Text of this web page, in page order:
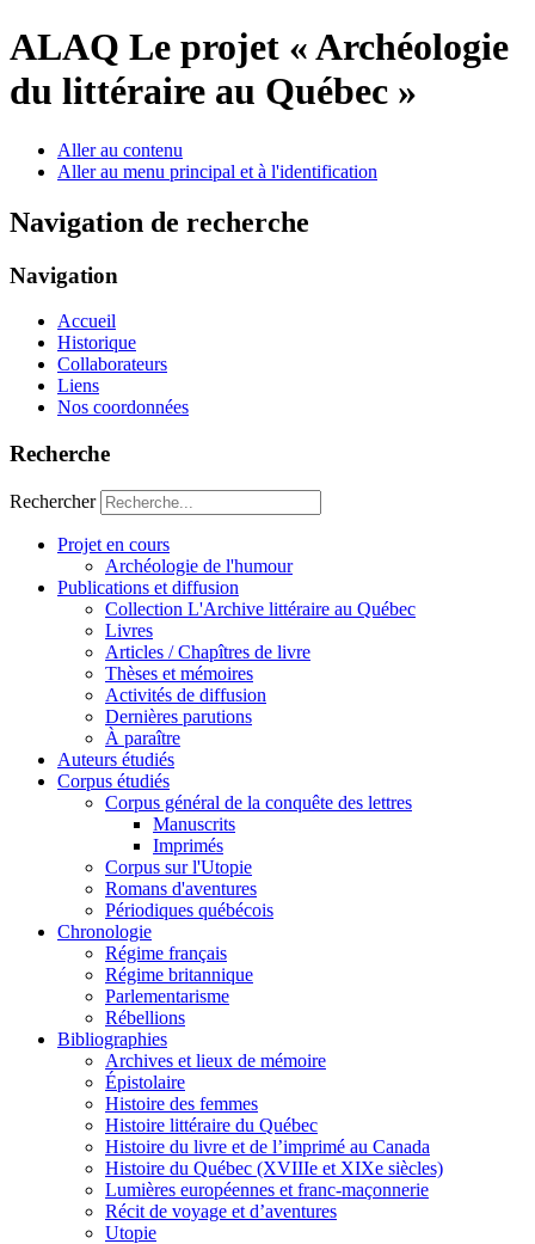
ALAQ Le projet « Archéologie
du littéraire au Québec »
Aller au contenu
Aller au menu principal et à l'identification
Navigation de recherche
Navigation
Accueil
Historique
Collaborateurs
Liens
Nos coordonnées
Recherche
Rechercher
Projet en cours
Archéologie de l'humour
Publications et diffusion
Collection L'Archive littéraire au Québec
Livres
Articles / Chapîtres de livre
Thèses et mémoires
Activités de diffusion
Dernières parutions
À paraître
Auteurs étudiés
Corpus étudiés
Corpus général de la conquête des lettres
Manuscrits
Imprimés
Corpus sur l'Utopie
Romans d'aventures
Périodiques québécois
Chronologie
Régime français
Régime britannique
Parlementarisme
Rébellions
Bibliographies
Archives et lieux de mémoire
Épistolaire
Histoire des femmes
Histoire littéraire du Québec
Histoire du livre et de l’imprimé au Canada
Histoire du Québec (XVIIIe et XIXe siècles)
Lumières européennes et franc-maçonnerie
Récit de voyage et d’aventures
Utopie